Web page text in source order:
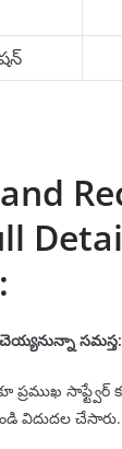
సమస్త:
ప్రముఖ సాఫ్ట్వేర్
విదుదల చేసారు.